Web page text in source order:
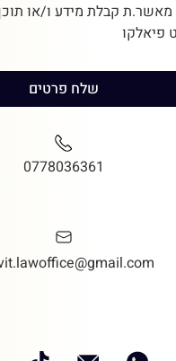
מאשר.ת קבלת מידע ו/או
פיאלקו
שלח פרטים
0778036361